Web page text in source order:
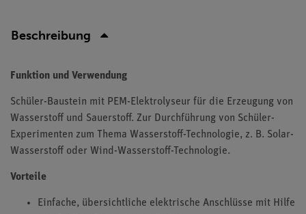
Beschreibung
Funktion und Verwendung
Schüler-Baustein mit PEM-Elektrolyseur für die Erzeugung von
Wasserstoff und Sauerstoff. Zur Durchführung von Schüler-
Experimenten zum Thema Wasserstoff-Technologie, z. B. Solar-
Wasserstoff oder Wind-Wasserstoff-Technologie.
Vorteile
Einfache, übersichtliche elektrische Anschlüsse mit Hilfe